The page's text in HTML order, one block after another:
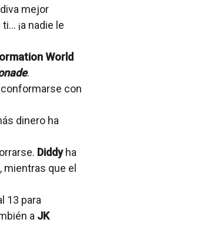
mejor
¡a nadie le
World
.
conformarse con
dinero ha
Diddyha
mientras que el
13 para
a JK